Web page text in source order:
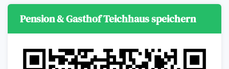
Pension & Gasthof Teichhaus speichern